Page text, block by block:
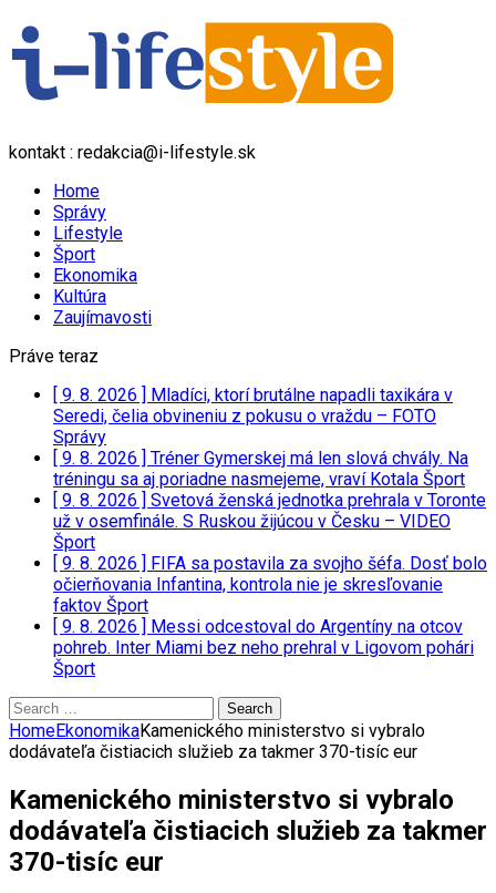
kontakt : redakcia@i-lifestyle.sk
Home
Správy
Lifestyle
Šport
Ekonomika
Kultúra
Zaujímavosti
Práve teraz
[ 9. 8. 2026 ] Mladíci, ktorí brutálne napadli taxikára v
Seredi, čelia obvineniu z pokusu o vraždu – FOTO
Správy
[ 9. 8. 2026 ] Tréner Gymerskej má len slová chvály. Na
tréningu sa aj poriadne nasmejeme, vraví Kotala Šport
[ 9. 8. 2026 ] Svetová ženská jednotka prehrala v Toronte
už v osemfinále. S Ruskou žijúcou v Česku – VIDEO
Šport
[ 9. 8. 2026 ] FIFA sa postavila za svojho šéfa. Dosť bolo
očierňovania Infantina, kontrola nie je skresľovanie
faktov Šport
[ 9. 8. 2026 ] Messi odcestoval do Argentíny na otcov
pohreb. Inter Miami bez neho prehral v Ligovom pohári
Šport
Search
for:
HomeEkonomikaKamenického ministerstvo si vybralo
dodávateľa čistiacich služieb za takmer 370-tisíc eur
Kamenického ministerstvo si vybralo
dodávateľa čistiacich služieb za takmer
370-tisíc eur